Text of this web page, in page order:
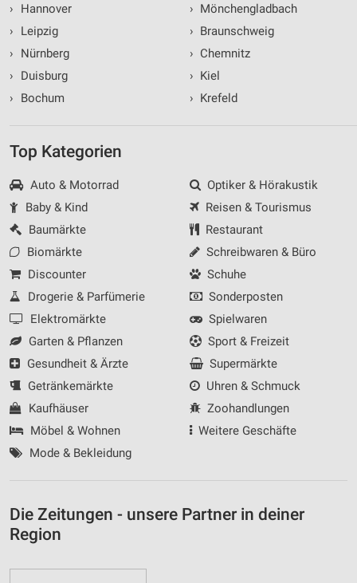
›
Hannover
›
Leipzig
›
Nürnberg
›
Duisburg
›
Bochum
› Mönchengladbach
› Braunschweig
› Chemnitz
› Kiel
› Krefeld
Top Kategorien
Auto & Motorrad
Baby & Kind
Baumärkte
Biomärkte
Discounter
Drogerie & Parfümerie
Elektromärkte
Garten & Pflanzen
Gesundheit & Ärzte
Getränkemärkte
Kaufhäuser
Möbel & Wohnen
Mode & Bekleidung
Optiker & Hörakustik
Reisen & Tourismus
Restaurant
Schreibwaren & Büro
Schuhe
Sonderposten
Spielwaren
Sport & Freizeit
Supermärkte
Uhren & Schmuck
Zoohandlungen
Weitere Geschäfte
Die Zeitungen - unsere Partner in deiner
Region